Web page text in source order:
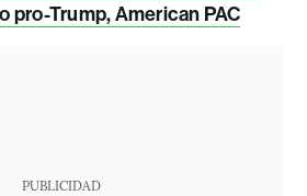
pro-Trump, American PAC
PUBLICIDAD